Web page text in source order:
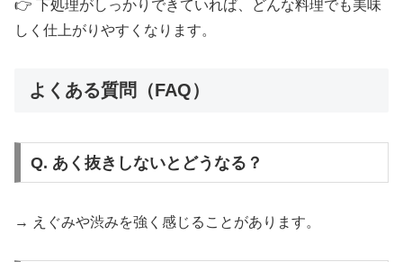
👉 下処理がしっかりできていれば、どんな料理でも美味
しく仕上がりやすくなります。
よくある質問（FAQ）
Q. あく抜きしないとどうなる？
→ えぐみや渋みを強く感じることがあります。